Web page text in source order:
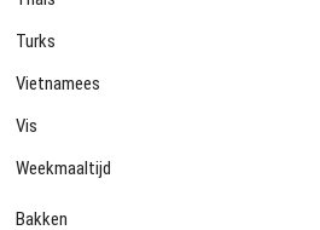
Turks
Vietnamees
Vis
Weekmaaltijd
Bakken